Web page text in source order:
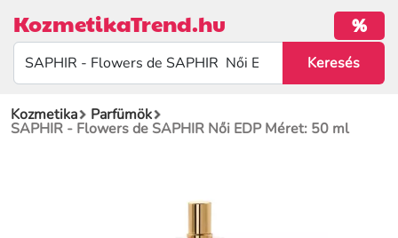
KozmetikaTrend.hu %
Kozmetika Parfümök
SAPHIR - Flowers de SAPHIR Női EDP Méret: 50 ml